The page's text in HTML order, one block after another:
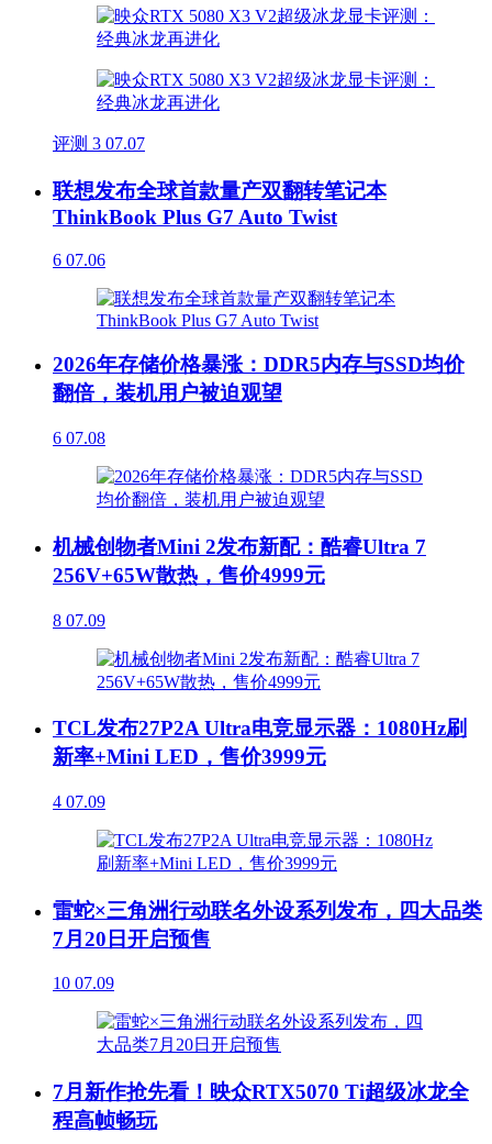
评测 3 07.07
联想发布全球首款量产双翻转笔记本
ThinkBook Plus G7 Auto Twist
6 07.06
2026年存储价格暴涨：DDR5内存与SSD均价
翻倍，装机用户被迫观望
6 07.08
机械创物者Mini 2发布新配：酷睿Ultra 7
256V+65W散热，售价4999元
8 07.09
TCL发布27P2A Ultra电竞显示器：1080Hz刷
新率+Mini LED，售价3999元
4 07.09
雷蛇×三角洲行动联名外设系列发布，四大品类
7月20日开启预售
10 07.09
7月新作抢先看！映众RTX5070 Ti超级冰龙全
程高帧畅玩